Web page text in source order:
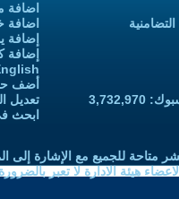
اضافة
اضافة
إضافة
إضافة
أضف
تعديل
ابحث
متاحة للجميع مع الإشارة إلى
هيئة الادارة لا تعبر